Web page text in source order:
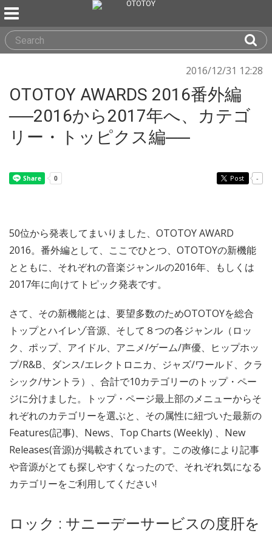
2016/12/31 12:28
OTOTOY AWARDS 2016番外編
──2016から2017年へ、カテゴ
リー・トッピクス編──
Post -
50位から発表してまいりました、OTOTOY AWARD
2016。番外編として、ここでひとつ、OTOTOYの新機能
とともに、それぞれの音楽ジャンルの2016年、もしくは
2017年に向けてトピック発表です。
さて、その新機能とは、要望多数のためOTOTOYを総合
トップとハイレゾ音源、そして８つの各ジャンル（ロッ
ク、ポップ、アイドル、アニメ/ゲーム/声優、ヒップホッ
プ/R&B、ダンス/エレクトロニカ、ジャズ/ワールド、クラ
シック/サントラ）、合計で10カテゴリーのトップ・ペー
ジに分けました。トップ・ページ最上部のメニューからそ
れぞれのカテゴリーを選ぶと、その属性に紐づいた最新の
Features(記事)、News、Top Charts (Weekly) 、New
Releases(音源)が掲載されています。この改修により記事
や音源がとても探しやすくなったので、それぞれ気になる
カテゴリーをご利用してください!
ロック : サニーデーサービスの度肝を